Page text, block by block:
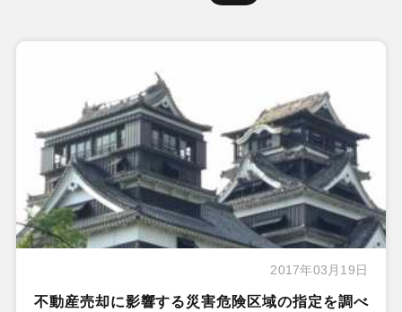
2017年03月19日
不動産売却に影響する災害危険区域の指定を調べ